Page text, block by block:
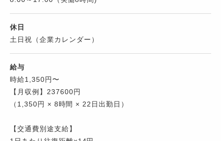
休日
土日祝（企業カレンダー）
給与
時給1,350円〜
【月収例】237600円
（1,350円 × 8時間 × 22日出勤日）
【交通費別途支給】